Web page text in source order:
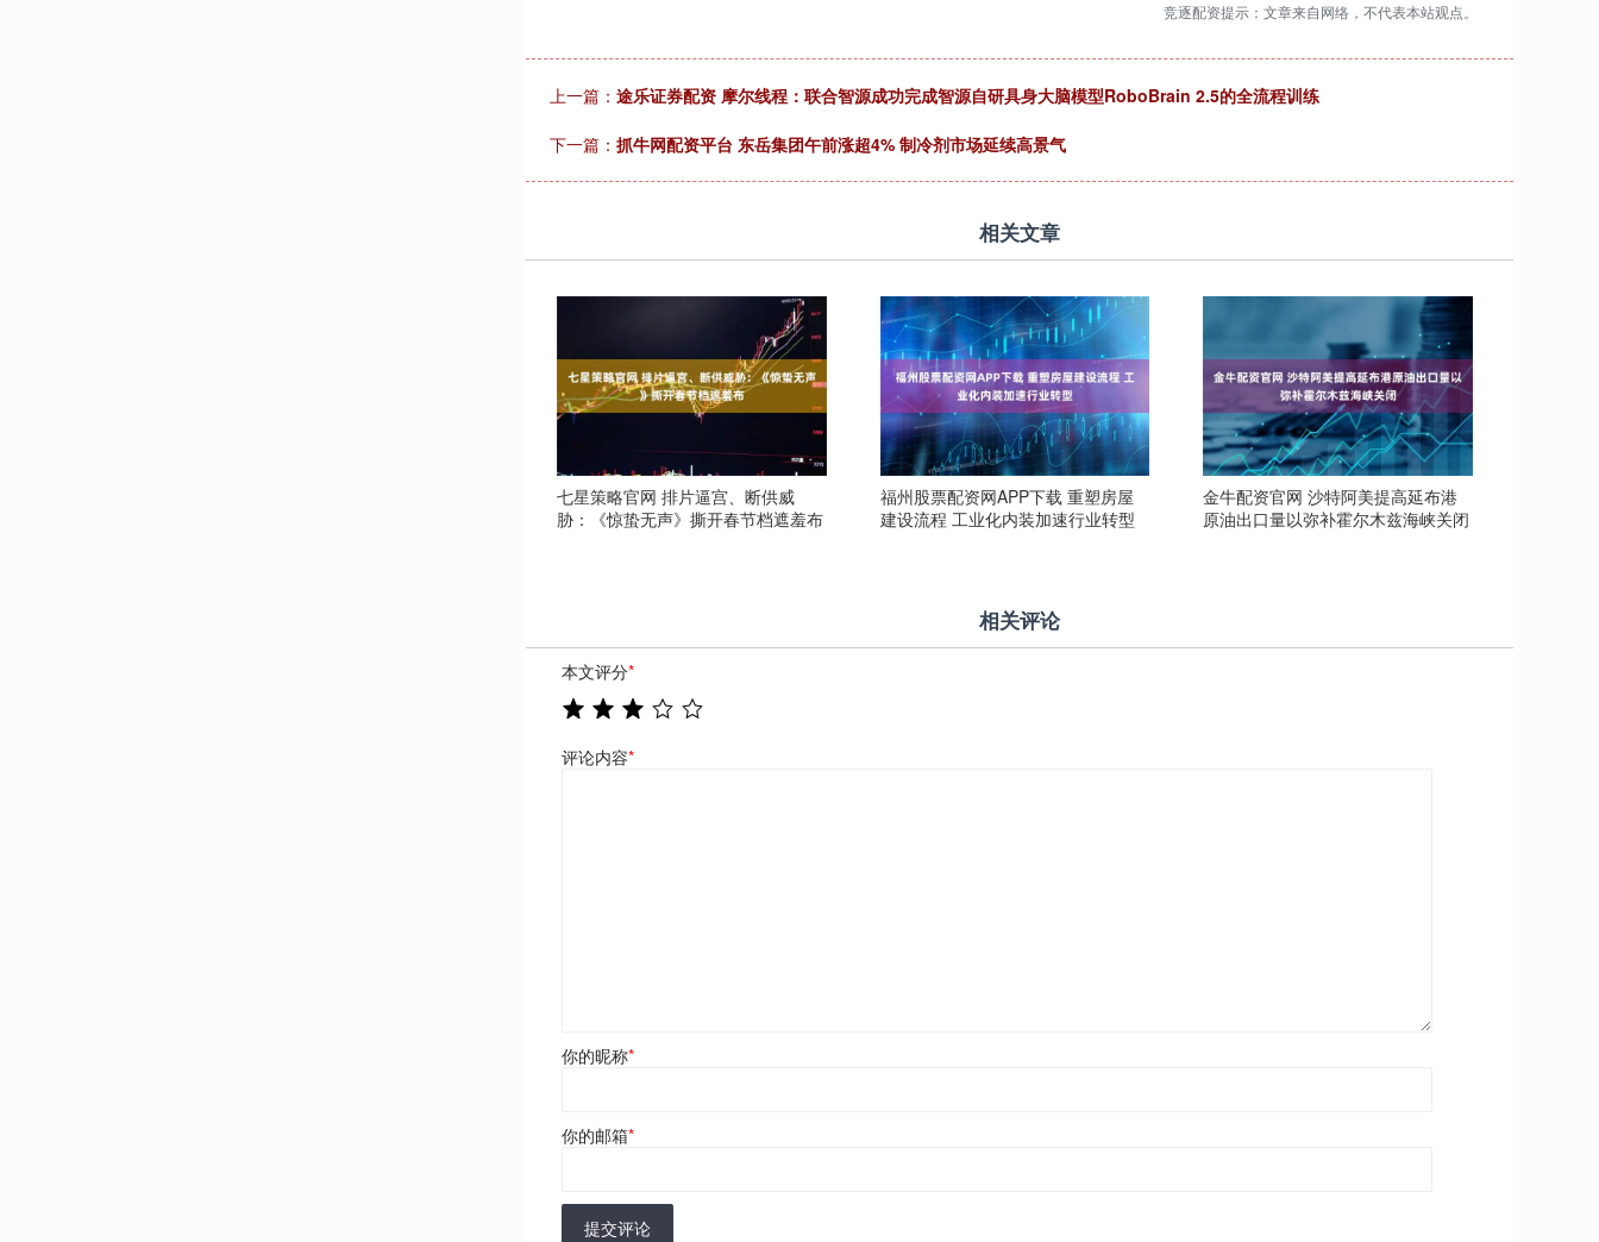
竞逐配资提示：文章来自网络，不代表本站观点。
上一篇： 途乐证券配资 摩尔线程：联合智源成功完成智源自研具身大脑模型RoboBrain 2.5的全流程训练
下一篇： 抓牛网配资平台 东岳集团午前涨超4% 制冷剂市场延续高景气
相关文章
七星策略官网 排片逼宫、断供威
胁：《惊蛰无声》撕开春节档遮羞布
福州股票配资网APP下载 重塑房屋
建设流程 工业化内装加速行业转型
金牛配资官网 沙特阿美提高延布港
原油出口量以弥补霍尔木兹海峡关闭
相关评论
本文评分*
评论内容*
你的昵称*
你的邮箱*
提交评论